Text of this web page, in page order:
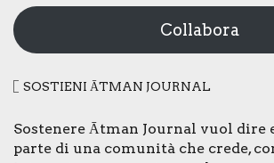
Collabora
SOSTIE­NI ĀTMAN JOUR­NAL
Soste­ne­re Ātman Jour­nal vuol dire
par­te di una comu­ni­tà che cre­de,